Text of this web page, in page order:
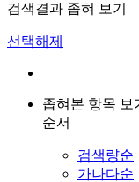
검색결과 좁혀 보기
선택해제
좁혀본 항목 보
순서
검색량순
가나다순